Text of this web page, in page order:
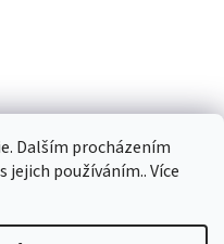
Dalším procházením
používáním.. Více